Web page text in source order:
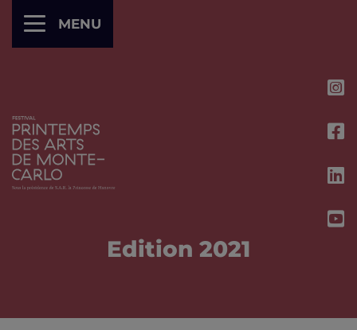
MENU
Edition 2021